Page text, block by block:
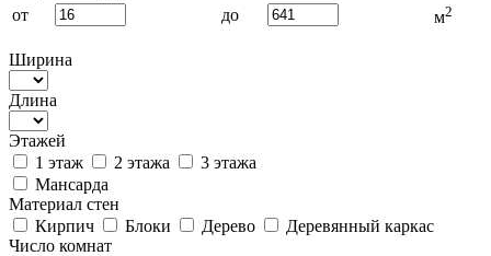
от
до м2
Ширина
Длина
Этажей
1 этаж
2 этажа
3 этажа
Мансарда
Материал стен
Кирпич
Блоки Дерево
Деревянный каркас
Число комнат